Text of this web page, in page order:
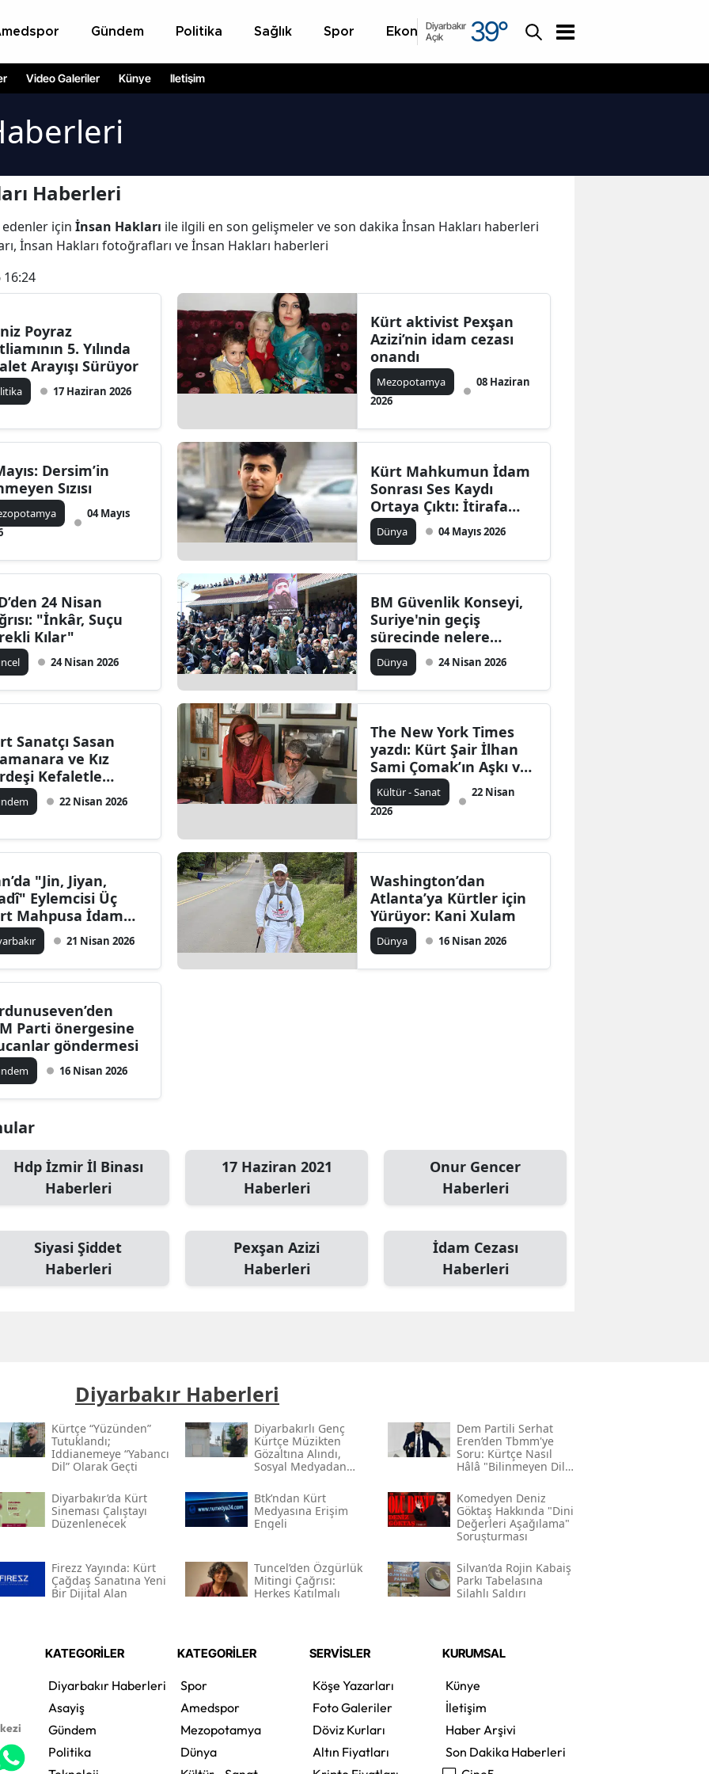
Gündem Politika Sağlık Spor Ekonomi Asayiş
Diyarbakır
Açık
39°
Video Galeriler Künye İletişim
Haberleri
için İnsan Hakları ile ilgili en son gelişmeler ve son dakika İnsan Hakları haberleri
İnsan Hakları fotoğrafları ve İnsan Hakları haberleri
16:24
Poyraz
5. Yılında
Arayışı Sürüyor
17 Haziran 2026
Kürt aktivist Pexşan
Azizi’nin idam cezası
onandı
Mezopotamya
08 Haziran
2026
Dersim’in
Sızısı
04 Mayıs
Kürt Mahkumun İdam
Sonrası Ses Kaydı
Ortaya Çıktı: İtirafa
Zorlandım
Dünya 04 Mayıs 2026
24 Nisan
"İnkâr, Suçu
Kılar"
24 Nisan 2026
BM Güvenlik Konseyi,
Suriye'nin geçiş
sürecinde nelere
öncelik veriyor?
Dünya 24 Nisan 2026
Sanatçı Sasan
ve Kız
Kefaletle
Bırakıldı22 Nisan 2026
The New York Times
yazdı: Kürt Şair İlhan
Sami Çomak’ın Aşkı ve
Özgürlüğü
Kültür - Sanat
22 Nisan
2026
"Jin, Jiyan,
Eylemcisi Üç
Mahpusa İdam
21 Nisan 2026
Washington’dan
Atlanta’ya Kürtler için
Yürüyor: Kani Xulam
Dünya 16 Nisan 2026
Parti önergesine
göndermesi
16 Nisan 2026
Hdp İzmir İl Binası
Haberleri
17 Haziran 2021
Haberleri
Onur Gencer
Haberleri
Siyasi Şiddet
Haberleri
Pexşan Azizi
Haberleri
İdam Cezası
Haberleri
Diyarbakır Haberleri
Kürtçe “yüzünden”
Tutuklandı;
Iddianemeye “yabancı
Dil” Olarak Geçti
Diyarbakırlı Genç
Kürtçe Müzikten
Gözaltına Alındı,
Sosyal Medyadan
Dem Partili Serhat
Eren’den Tbmm'ye
Soru: Kürtçe Nasıl
Hâlâ "bilinmeyen Dil"
Gerekçesi Nedir?"
Diyarbakır’da Kürt
Sineması Çalıştayı
Düzenlenecek
Btk’ndan Kürt
Medyasına Erişim
Engeli
Komedyen Deniz
Göktaş Hakkında "dini
Değerleri Aşağılama"
Soruşturması
Firezz Yayında: Kürt
Çağdaş Sanatına Yeni
Bir Dijital Alan
Tuncel’den Özgürlük
Mitingi Çağrısı:
Herkes Katılmalı
Silvan’da Rojin Kabaiş
Parkı Tabelasına
Silahlı Saldırı
KATEGORİLER
Diyarbakır Haberleri
Asayiş
Gündem
Politika
KATEGORİLER
Spor
Amedspor
Mezopotamya
Dünya
SERVİSLER
Köşe Yazarları
Foto Galeriler
Döviz Kurları
Altın Fiyatları
KURUMSAL
Künye
İletişim
Haber Arşivi
Son Dakika Haberleri